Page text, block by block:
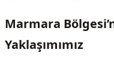
Marmara
Yaklaşımımız